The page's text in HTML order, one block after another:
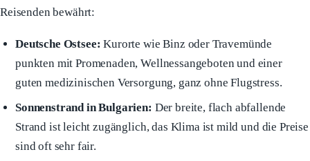
Reisenden bewährt:
Deutsche Ostsee: Kurorte wie Binz oder Travemünde
punkten mit Promenaden, Wellnessangeboten und einer
guten medizinischen Versorgung, ganz ohne Flugstress.
Sonnenstrand in Bulgarien: Der breite, flach abfallende
Strand ist leicht zugänglich, das Klima ist mild und die Preise
sind oft sehr fair.